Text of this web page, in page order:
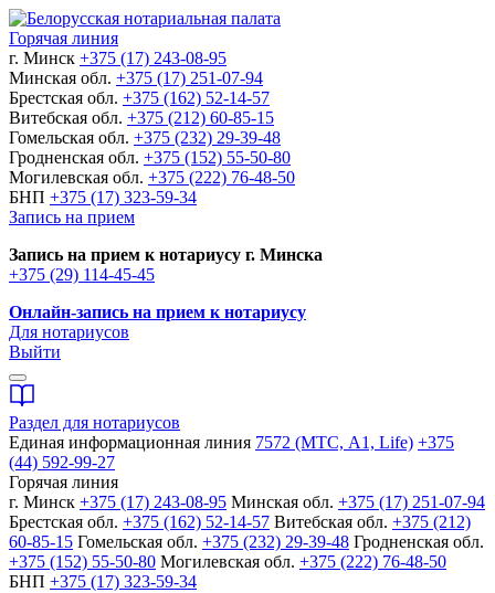
Горячая линия
г. Минск +375 (17) 243-08-95
Минская обл. +375 (17) 251-07-94
Брестская обл. +375 (162) 52-14-57
Витебская обл. +375 (212) 60-85-15
Гомельская обл. +375 (232) 29-39-48
Гродненская обл. +375 (152) 55-50-80
Могилевская обл. +375 (222) 76-48-50
БНП +375 (17) 323-59-34
Запись на прием
Запись на прием к нотариусу г. Минска
+375 (29) 114-45-45
Онлайн-запись на прием к нотариусу
Для нотариусов
Выйти
Раздел для нотариусов
Единая информационная линия 7572 (МТС, A1, Life) +375
(44) 592-99-27
Горячая линия
г. Минск +375 (17) 243-08-95 Минская обл. +375 (17) 251-07-94
Брестская обл. +375 (162) 52-14-57 Витебская обл. +375 (212)
60-85-15 Гомельская обл. +375 (232) 29-39-48 Гродненская обл.
+375 (152) 55-50-80 Могилевская обл. +375 (222) 76-48-50
БНП +375 (17) 323-59-34